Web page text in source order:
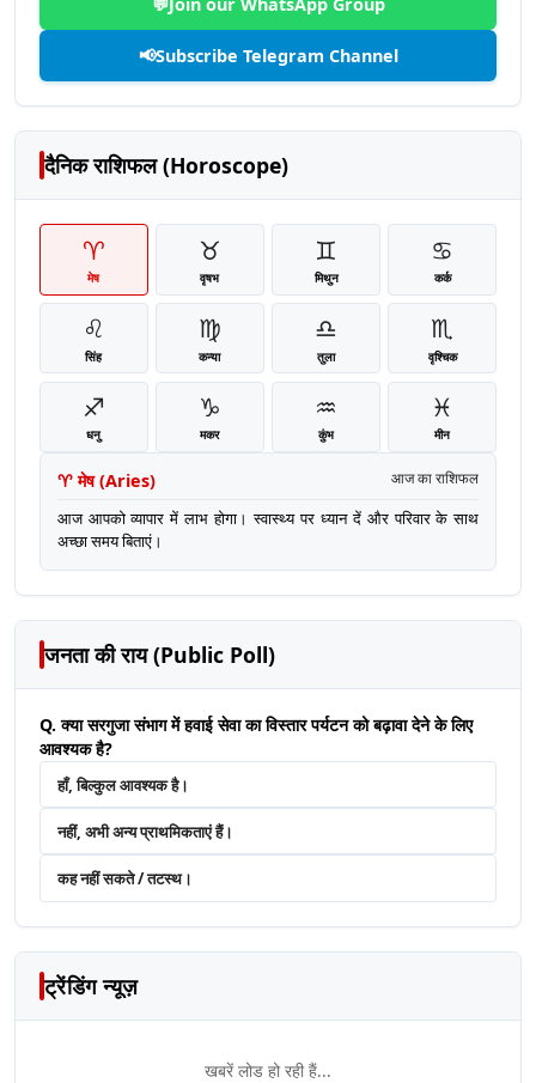
💬Join our WhatsApp Group
📢Subscribe Telegram Channel
दैनिक राशिफल (Horoscope)
♈
मेष
♉
वृषभ
♊
मिथुन
♋
कर्क
♌
सिंह
♍
कन्या
♎
तुला
♏
वृश्चिक
♐
धनु
♑
मकर
♒
कुंभ
♓
मीन
♈ मेष(Aries) आज का राशिफल
आज आपको व्यापार में लाभ होगा। स्वास्थ्य पर ध्यान दें और परिवार के साथ
अच्छा समय बिताएं।
जनता की राय (Public Poll)
Q. क्या सरगुजा संभाग में हवाई सेवा का विस्तार पर्यटन को बढ़ावा देने के लिए
आवश्यक है?
हाँ, बिल्कुल आवश्यक है।
नहीं, अभी अन्य प्राथमिकताएं हैं।
कह नहीं सकते / तटस्थ।
ट्रेंडिंग न्यूज़
खबरें लोड हो रही हैं...